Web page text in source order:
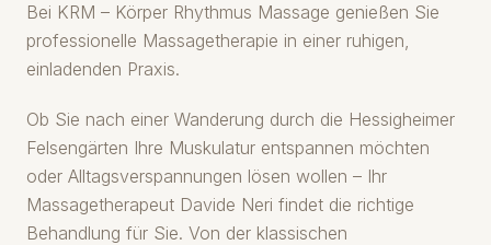
Bei KRM – Körper Rhythmus Massage genießen Sie
professionelle Massagetherapie in einer ruhigen,
einladenden Praxis.
Ob Sie nach einer Wanderung durch die Hessigheimer
Felsengärten Ihre Muskulatur entspannen möchten
oder Alltagsverspannungen lösen wollen – Ihr
Massagetherapeut Davide Neri findet die richtige
Behandlung für Sie. Von der klassischen